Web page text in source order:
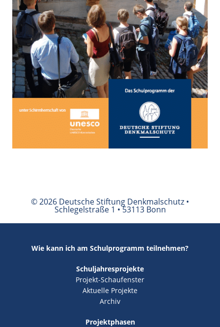
© 2026 Deutsche Stiftung Denkmalschutz •
Schlegelstraße 1 • 53113 Bonn
Wie kann ich am Schulprogramm teilnehmen?
Schuljahresprojekte
Projekt-Schaufenster
Aktuelle Projekte
Archiv
Projektphasen